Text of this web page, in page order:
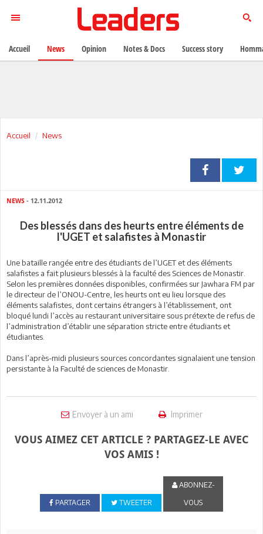
Accueil News
NEWS - 12.11.2012
Des blessés dans des heurts entre éléments de
l'UGET et salafistes à Monastir
Une bataille rangée entre des étudiants de l’UGET et des éléments
salafistes a fait plusieurs blessés à la faculté des Sciences de Monastir.
Selon les premières données disponibles, confirmées sur Jawhara FM par
le directeur de l’ONOU-Centre, les heurts ont eu lieu lorsque des
éléments salafistes, dont certains étrangers à l’établissement, ont
bloqué lundi l’accès au restaurant universitaire sous prétexte de refus de
l’administration d’établir une séparation stricte entre étudiants et
étudiantes.
Dans l’après-midi plusieurs sources concordantes signalaient une tension
persistante à la Faculté de sciences de Monastir.
Envoyer à un ami Imprimer
VOUS AIMEZ CET ARTICLE ? PARTAGEZ-LE AVEC
VOS AMIS !
PARTAGER TWEETER
ABONNEZ-
VOUS
Accueil News Opinion Notes & Docs Success story